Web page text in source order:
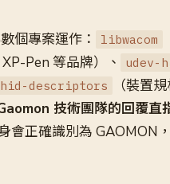
個專案運作： libwacom
Pen 等品牌）、
udev-
hid-descriptors （裝置
技術團隊的回覆直
正確識別為 GAOMON